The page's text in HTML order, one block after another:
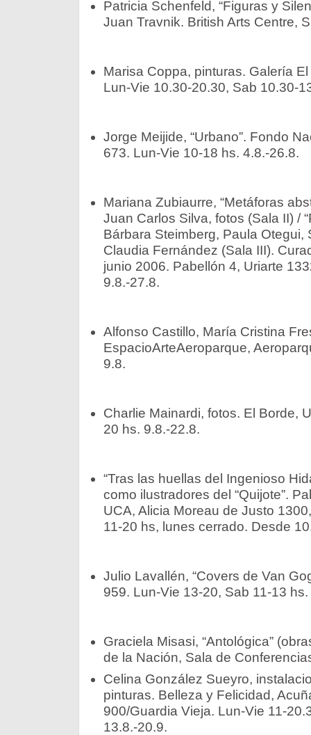
Patricia Schenfeld, “Figuras y
Juan Travnik. British Arts Centre,
Marisa Coppa, pinturas. Galería
Lun-Vie 10.30-20.30, Sab 10.30-
Jorge Meijide, “Urbano”. Fondo
673. Lun-Vie 10-18 hs. 4.8.-26.8.
Mariana Zubiaurre, “Metáforas
Juan Carlos Silva, fotos (Sala II) /
Bárbara Steimberg, Paula Otegui,
Claudia Fernández (Sala III).
junio 2006. Pabellón 4, Uriarte
9.8.-27.8.
Alfonso Castillo, María Cristina
EspacioArteAeroparque,
9.8.
Charlie Mainardi, fotos. El Borde,
20 hs. 9.8.-22.8.
“Tras las huellas del Ingenioso
como ilustradores del “Quijote”.
UCA, Alicia Moreau de Justo
11-20 hs, lunes cerrado. Desde
Julio Lavallén, “Covers de Van
959. Lun-Vie 13-20, Sab 11-13
Graciela Misasi, “Antológica”
de la Nación, Sala de
Celina González Sueyro,
pinturas. Belleza y Felicidad,
900/Guardia Vieja. Lun-Vie 11-
13.8.-20.9.